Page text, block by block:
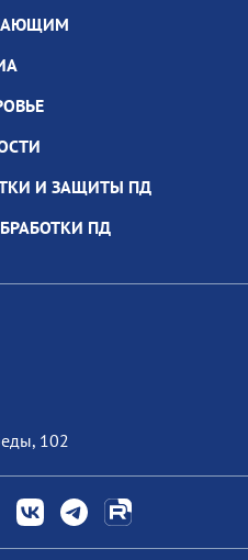
И ЗАЩИТЫ ПД
ПД
102